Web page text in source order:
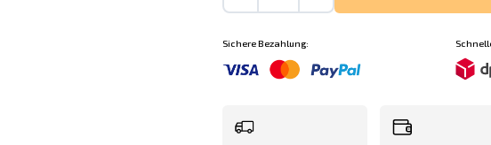
Sichere Bezahlung: